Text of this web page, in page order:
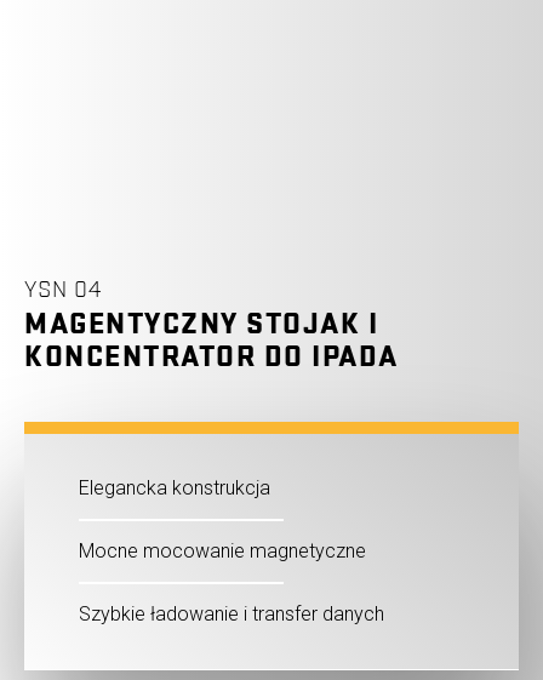
YSN 04
MAGENTYCZNY STOJAK I
KONCENTRATOR DO IPADA
Elegancka konstrukcja
Mocne mocowanie magnetyczne
Szybkie ładowanie i transfer danych